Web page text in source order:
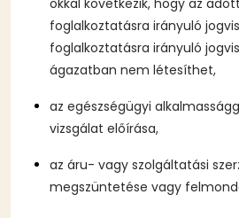
okkal következik, hogy az
foglalkoztatásra irányuló
foglalkoztatásra irányuló
ágazatban nem létesíthet,
az egészségügyi
vizsgálat előírása,
az áru- vagy szolgáltatási
megszüntetése vagy